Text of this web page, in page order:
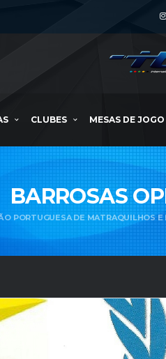
CLUBES MESAS DE JOGO
BARROSAS
PORTUGUESA DE MATRAQUILHOS